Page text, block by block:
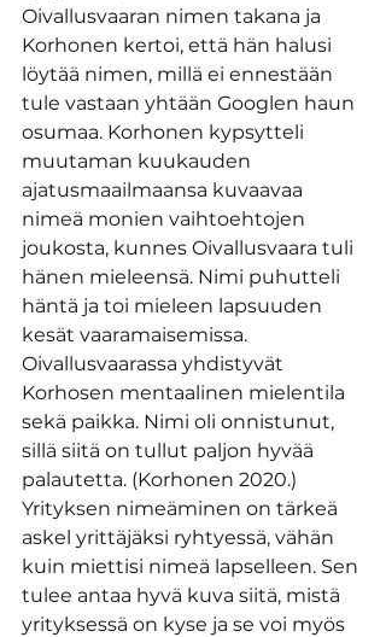
Oivallusvaaran nimen takana ja
Korhonen kertoi, että hän halusi
löytää nimen, millä ei ennestään
tule vastaan yhtään Googlen haun
osumaa. Korhonen kypsytteli
muutaman kuukauden
ajatusmaailmaansa kuvaavaa
nimeä monien vaihtoehtojen
joukosta, kunnes Oivallusvaara tuli
hänen mieleensä. Nimi puhutteli
häntä ja toi mieleen lapsuuden
kesät vaaramaisemissa.
Oivallusvaarassa yhdistyvät
Korhosen mentaalinen mielentila
sekä paikka. Nimi oli onnistunut,
sillä siitä on tullut paljon hyvää
palautetta. (Korhonen 2020.)
Yrityksen nimeäminen on tärkeä
askel yrittäjäksi ryhtyessä, vähän
kuin miettisi nimeä lapselleen. Sen
tulee antaa hyvä kuva siitä, mistä
yrityksessä on kyse ja se voi myös